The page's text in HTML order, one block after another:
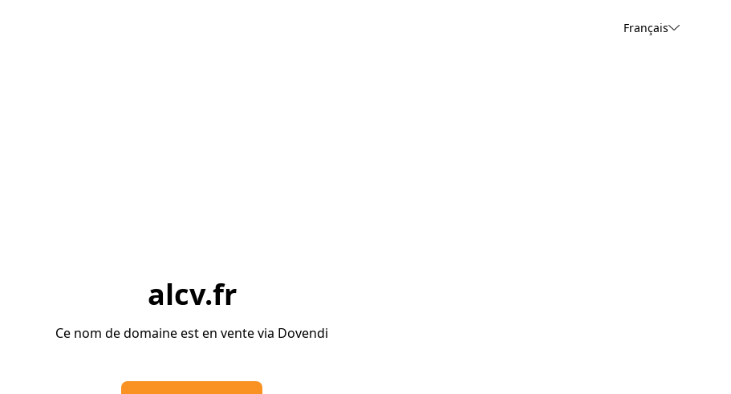
Français
alcv.fr
Ce nom de domaine est en vente via Dovendi